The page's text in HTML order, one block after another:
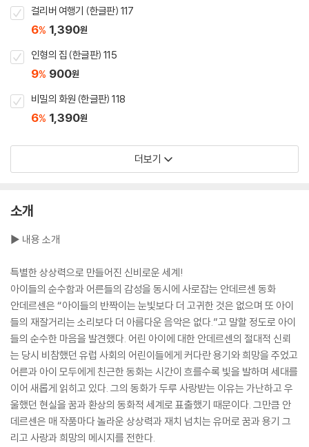
걸리버 여행기 (한글판) 117
6% 1,390원
인형의 집 (한글판) 115
9% 900원
비밀의 화원 (한글판) 118
6% 1,390원
더보기
소개
▶ 내용 소개
특별한 상상력으로 만들어진 신비로운 세계!
아이들의 순수함과 어른들의 감성을 동시에 사로잡는 안데르센 동화
안데르센은 “아이들의 반짝이는 눈빛보다 더 고귀한 것은 없으며 또 아이
들의 재잘거리는 소리보다 더 아름다운 음악은 없다.”고 말할 정도로 아이
들의 순수한 마음을 발견했다. 어린 아이에 대한 안데르센의 절대적 신뢰
는 당시 비참했던 유럽 사회의 어린이들에게 커다란 용기와 희망을 주었고
어른과 아이 모두에게 친근한 동화는 시간이 흐를수록 빛을 발하며 세대를
이어 새롭게 읽히고 있다. 그의 동화가 두루 사랑받는 이유는 가난하고 우
울했던 현실을 꿈과 환상의 동화적 세계로 표출했기 때문이다. 그만큼 안
데르센은 매 작품마다 놀라운 상상력과 재치 넘치는 유머로 꿈과 용기 그
리고 사랑과 희망의 메시지를 전한다.